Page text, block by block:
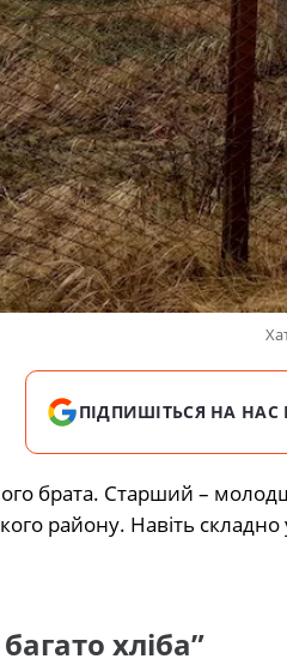
ПІДПИШІТЬСЯ НА НАС В
брата. Старший –
району. Навіть
хліба”